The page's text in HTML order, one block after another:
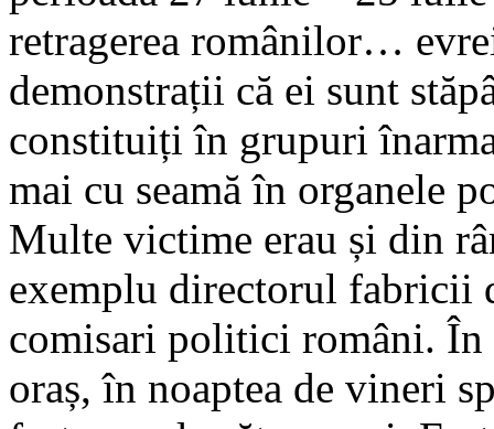
retragerea românilor…
demonstrații că ei sunt
constituiți în grupuri
mai cu seamă în organele
Multe victime erau și din
exemplu directorul fabricii
comisari politici români.
oraș, în noaptea de vineri